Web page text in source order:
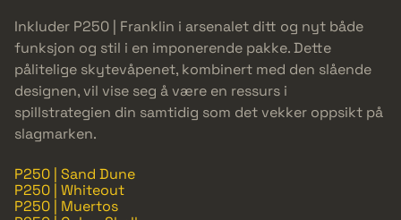
Inkluder P250 | Franklin i arsenalet ditt og nyt både
funksjon og stil i en imponerende pakke. Dette
pålitelige skytevåpenet, kombinert med den slående
designen, vil vise seg å være en ressurs i
spillstrategien din samtidig som det vekker oppsikt på
slagmarken.
P250 | Sand Dune
P250 | Whiteout
P250 | Muertos